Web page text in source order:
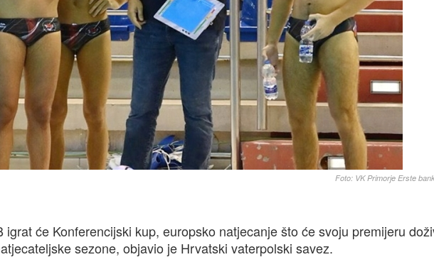
Foto: VK Primorje Erste
igrat će Konferencijski kup, europsko natjecanje što će svoju premijeru
sezone, objavio je Hrvatski vaterpolski savez.